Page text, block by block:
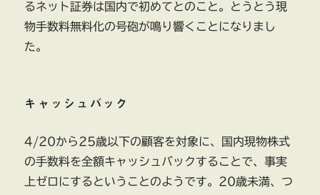
るネット証券は国内で初めてとのこと。とうとう現
物手数料無料化の号砲が鳴り響くことになりまし
た。
キャッシュバック
4/20から25歳以下の顧客を対象に、国内現物株式
の手数料を全額キャッシュバックすることで、事実
上ゼロにするということのようです。20歳未満、つ